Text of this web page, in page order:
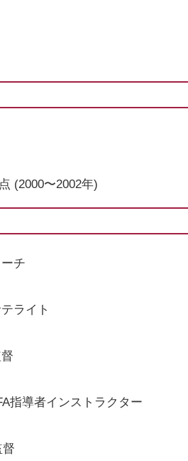
(2000〜2002年)
チ
ライト
指導者インストラクター
督